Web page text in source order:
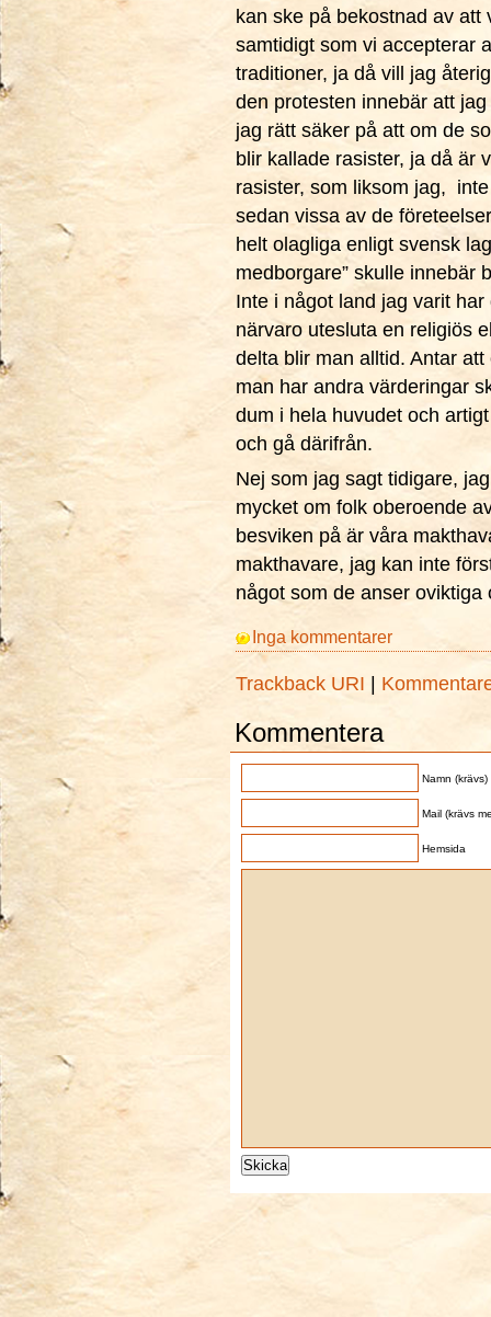
kan ske på bekostnad av
samtidigt som vi accepterar
traditioner, ja då vill jag
den protesten innebär att
jag rätt säker på att om de
blir kallade rasister, ja då är
rasister, som liksom jag,
sedan vissa av de
helt olagliga enligt svensk
medborgare” skulle innebär
Inte i något land jag varit
närvaro utesluta en religiös
delta blir man alltid. Antar
man har andra värderingar
dum i hela huvudet och
och gå därifrån.
Nej som jag sagt tidigare,
mycket om folk oberoende
besviken på är våra
makthavare, jag kan inte
något som de anser
Inga kommentarer
Trackback URI |
Kommentera
Namn (krävs)
Mail (krävs
Hemsida